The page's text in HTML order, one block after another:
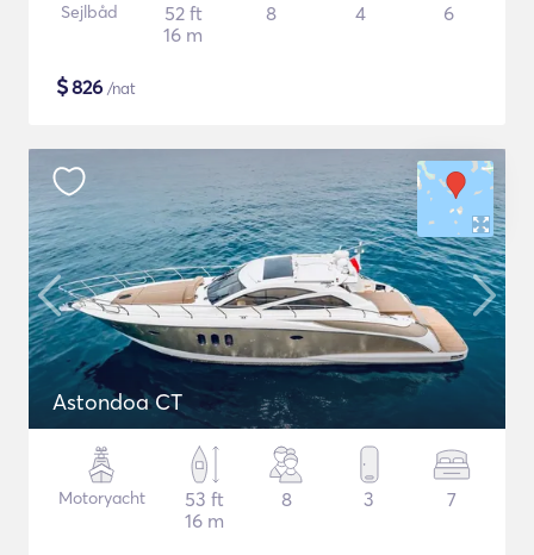
Sejlbåd
52 ft
16 m
8 4 6
$826 /nat
Astondoa CT
Motoryacht
53 ft
16 m
8 3 7